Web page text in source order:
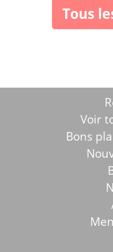
Tous
Voir
Bons